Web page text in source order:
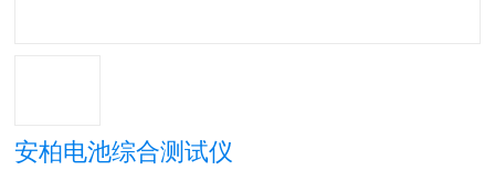
安柏电池综合测试仪